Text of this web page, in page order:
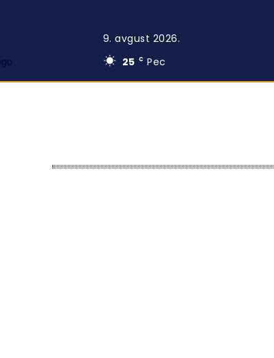
9. avgust 2026.
25 C Pec